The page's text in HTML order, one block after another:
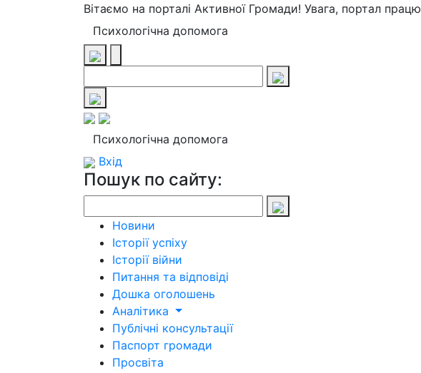
Вітаємо на порталі Активної Громади! Увага, портал
Психологічна допомога
Психологічна допомога
Вхід
Пошук по сайту:
Новини
Історії успіху
Історії війни
Питання та відповіді
Дошка оголошень
Аналітика
Публічні консультації
Паспорт громади
Просвіта